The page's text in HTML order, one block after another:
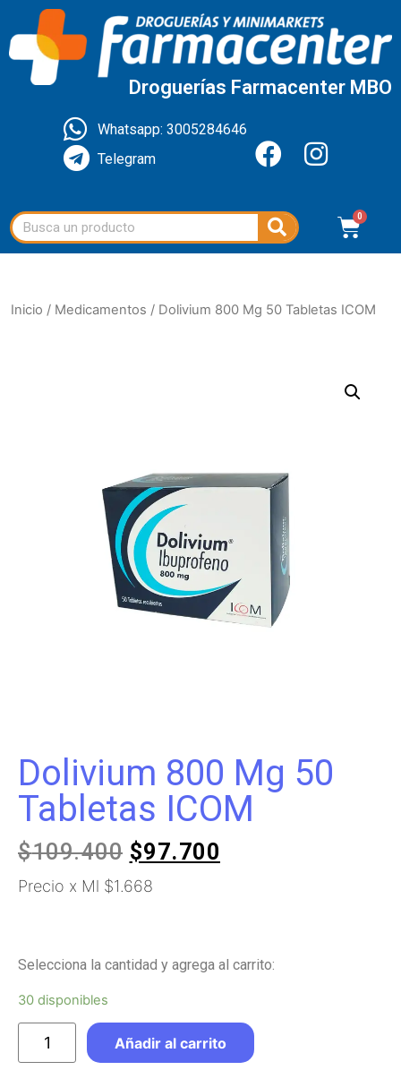
Droguerías Farmacenter MBO
Whatsapp: 3005284646
Telegram
Inicio / Medicamentos / Dolivium 800 Mg 50 Tabletas ICOM
Dolivium 800 Mg 50
Tabletas ICOM
$109.400 $97.700
Precio x Ml $1.668
Selecciona la cantidad y agrega al carrito:
30 disponibles
Añadir al carrito